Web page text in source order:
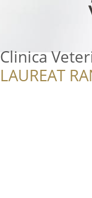
Clinica
LAUREAT